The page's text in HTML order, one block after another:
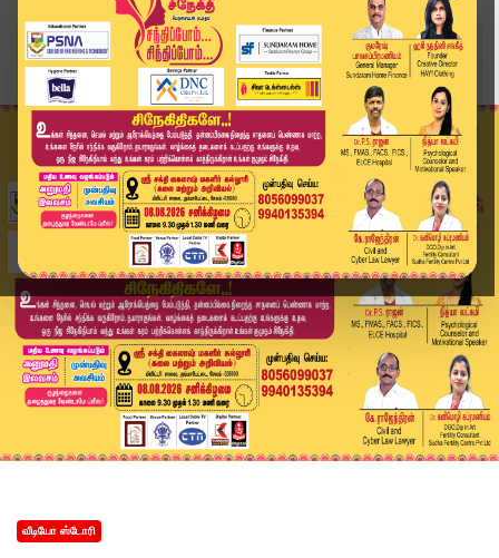
Home
வீடியோ ஸ்டோரி
Piyush Goyal | EPS Meeting Today | பேச்சுவார்த்...
வீடியோ ஸ்டோரி